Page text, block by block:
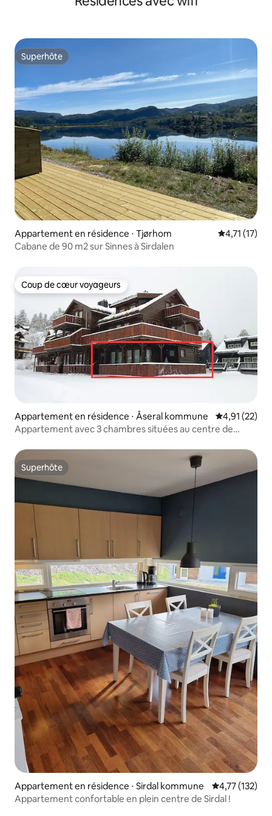
Superhôte
Superhôte
Appartement en résidence ⋅ Tjørhom Évaluation
4,71 (17)
Cabane de 90 m2 sur Sinnes à Sirdalen
Coup de cœur voyageurs
Coup de cœur voyageurs
Appartement en résidence ⋅ Åseral kommune Évaluation
4,91 (22)
Appartement avec 3 chambres situées au centre de
Superhôte
Superhôte
Appartement en résidence ⋅ Sirdal kommune Évaluation
4,77 (132)
Appartement confortable en plein centre de Sirdal !